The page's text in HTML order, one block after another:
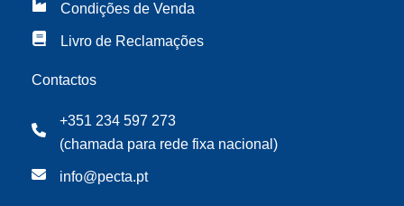
Condições de Venda
Livro de Reclamações
Contactos
+351 234 597 273
(chamada para rede fixa nacional)
info@pecta.pt